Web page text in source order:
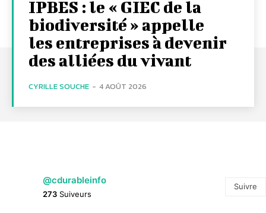
IPBES : le « GIEC de la
biodiversité » appelle
les entreprises à devenir
des alliées du vivant
CYRILLE SOUCHE - 4 AOÛT 2026
@cdurableinfo
273 Suiveurs
Suivre